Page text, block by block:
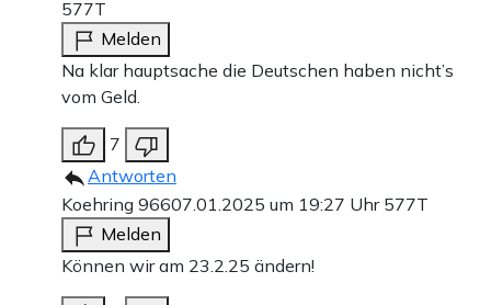
577T
Melden
Na klar hauptsache die Deutschen haben nicht’s
vom Geld.
7
Antworten
Koehring 96607.01.2025 um 19:27 Uhr 577T
Melden
Können wir am 23.2.25 ändern!